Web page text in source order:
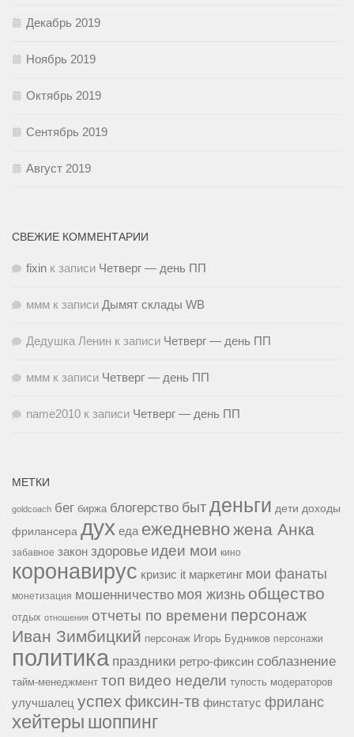
Декабрь 2019
Ноябрь 2019
Октябрь 2019
Сентябрь 2019
Август 2019
СВЕЖИЕ КОММЕНТАРИИ
fixin к записи Четверг — день ПП
ммм к записи Дымят склады WB
Дедушка Ленин к записи Четверг — день ПП
ммм к записи Четверг — день ПП
name2010 к записи Четверг — день ПП
МЕТКИ
goldcoach бег биржа блогерство быт деньги дети доходы
фрилансера дух еда ежедневножена Анка
забавное закон здоровье идеи мои кино
коронавирус кризис it маркетинг мои фанаты
монетизация мошенничество моя жизнь общество
отдых отношения отчеты по времени персонаж
Иван Зимбицкий персонаж Игорь Будников персонажи
политика праздники ретро-фиксин соблазнение
тайм-менеджмент топ видео недели тупость модераторов
улучшалец успех фиксин-тв финстатус фриланс
хейтеры шоппинг